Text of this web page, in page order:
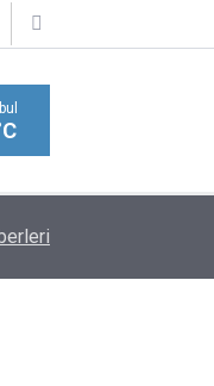
Verdi! 7 Saatlik Yol 1